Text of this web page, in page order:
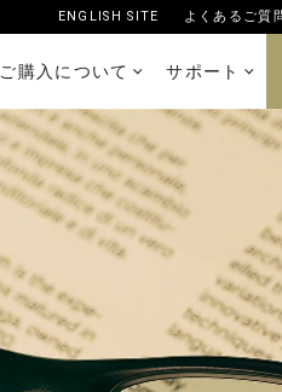
ENGLISH SITE よくあるご質
ご購入について サポート